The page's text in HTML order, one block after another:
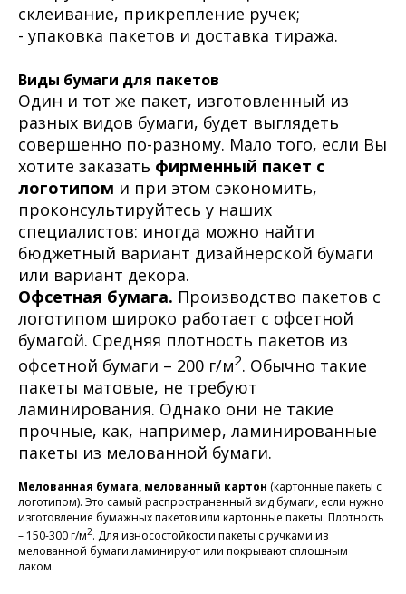
склеивание, прикрепление ручек;
- упаковка пакетов и доставка тиража.
Виды бумаги для пакетов
Один и тот же пакет, изготовленный из
разных видов бумаги, будет выглядеть
совершенно по-разному. Мало того, если Вы
хотите заказать фирменный пакет с
логотипом и при этом сэкономить,
проконсультируйтесь у наших
специалистов: иногда можно найти
бюджетный вариант дизайнерской бумаги
или вариант декора.
Офсетная бумага. Производство пакетов с
логотипом широко работает с офсетной
бумагой. Средняя плотность пакетов из
офсетной бумаги – 200 г/м2. Обычно такие
пакеты матовые, не требуют
ламинирования. Однако они не такие
прочные, как, например, ламинированные
пакеты из мелованной бумаги.
Мелованная бумага, мелованный картон (картонные пакеты с
логотипом). Это самый распространенный вид бумаги, если нужно
изготовление бумажных пакетов или картонные пакеты. Плотность
– 150-300 г/м2. Для износостойкости пакеты с ручками из
мелованной бумаги ламинируют или покрывают сплошным
лаком.